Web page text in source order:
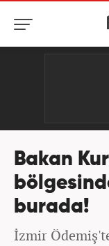
Bakan
burada!
İzmir